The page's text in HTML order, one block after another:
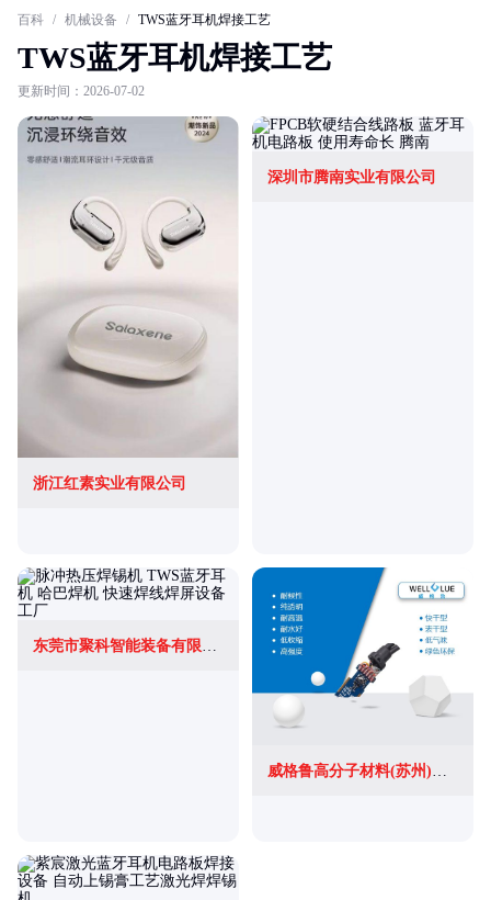
百科 / 机械设备 / TWS蓝牙耳机焊接工艺
TWS蓝牙耳机焊接工艺
更新时间：2026-07-02
浙江红素实业有限公司
深圳市腾南实业有限公司
东莞市聚科智能装备有限公司